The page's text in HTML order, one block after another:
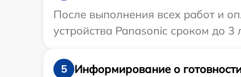
После выполнения всех работ и
устройства Panasonic сроком до 3
5
Информирование о